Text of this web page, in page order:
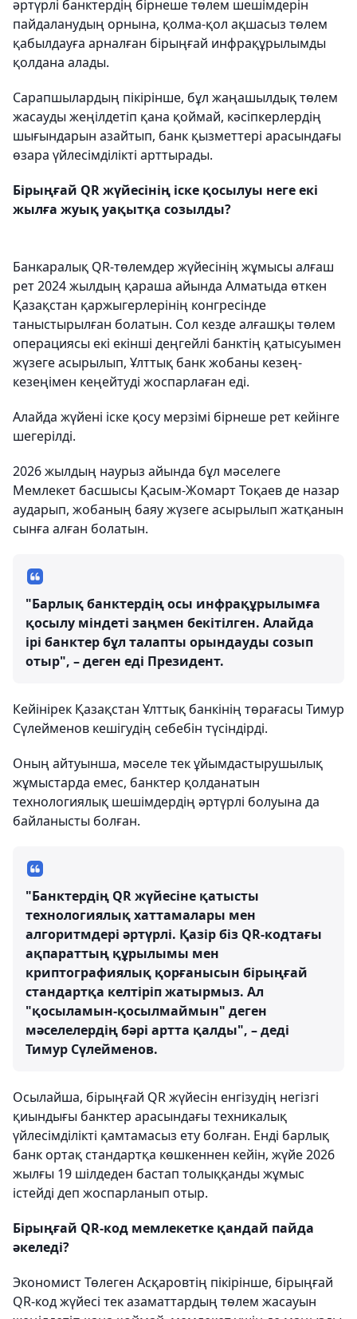
әртүрлі банктердің бірнеше төлем шешімдерін
пайдаланудың орнына, қолма-қол ақшасыз төлем
қабылдауға арналған бірыңғай инфрақұрылымды
қолдана алады.
Сарапшылардың пікірінше, бұл жаңашылдық төлем
жасауды жеңілдетіп қана қоймай, кәсіпкерлердің
шығындарын азайтып, банк қызметтері арасындағы
өзара үйлесімділікті арттырады.
Бірыңғай QR жүйесінің іске қосылуы неге екі
жылға жуық уақытқа созылды?
Банкаралық QR-төлемдер жүйесінің жұмысы алғаш
рет 2024 жылдың қараша айында Алматыда өткен
Қазақстан қаржыгерлерінің конгресінде
таныстырылған болатын. Сол кезде алғашқы төлем
операциясы екі екінші деңгейлі банктің қатысуымен
жүзеге асырылып, Ұлттық банк жобаны кезең-
кезеңімен кеңейтуді жоспарлаған еді.
Алайда жүйені іске қосу мерзімі бірнеше рет кейінге
шегерілді.
2026 жылдың наурыз айында бұл мәселеге
Мемлекет басшысы Қасым-Жомарт Тоқаев де назар
аударып, жобаның баяу жүзеге асырылып жатқанын
сынға алған болатын.
"Барлық банктердің осы инфрақұрылымға
қосылу міндеті заңмен бекітілген. Алайда
ірі банктер бұл талапты орындауды созып
отыр", – деген еді Президент.
Кейінірек Қазақстан Ұлттық банкінің төрағасы Тимур
Сүлейменов кешігудің себебін түсіндірді.
Оның айтуынша, мәселе тек ұйымдастырушылық
жұмыстарда емес, банктер қолданатын
технологиялық шешімдердің әртүрлі болуына да
байланысты болған.
"Банктердің QR жүйесіне қатысты
технологиялық хаттамалары мен
алгоритмдері әртүрлі. Қазір біз QR-кодтағы
ақпараттың құрылымы мен
криптографиялық қорғанысын бірыңғай
стандартқа келтіріп жатырмыз. Ал
"қосыламын-қосылмаймын" деген
мәселелердің бәрі артта қалды", – деді
Тимур Сүлейменов.
Осылайша, бірыңғай QR жүйесін енгізудің негізгі
қиындығы банктер арасындағы техникалық
үйлесімділікті қамтамасыз ету болған. Енді барлық
банк ортақ стандартқа көшкеннен кейін, жүйе 2026
жылғы 19 шілдеден бастап толыққанды жұмыс
істейді деп жоспарланып отыр.
Бірыңғай QR-код мемлекетке қандай пайда
әкеледі?
Экономист Төлеген Асқаровтің пікірінше, бірыңғай
QR-код жүйесі тек азаматтардың төлем жасауын